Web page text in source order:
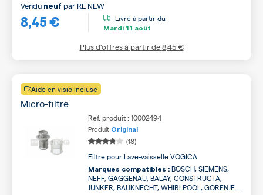
8,45 €
Vendu neuf par RE NEW
Livré à partir du
Mardi 11 août
Plus d’offres à partir de8,45 €
Aide en visio incluse
Micro-filtre
Ref. produit : 10002494
Produit Original
(18)
Filtre pour Lave-vaisselle VOGICA
Marques compatibles : BOSCH, SIEMENS,
NEFF, GAGGENAU, BALAY, CONSTRUCTA,
JUNKER, BAUKNECHT, WHIRLPOOL, GORENJE ...